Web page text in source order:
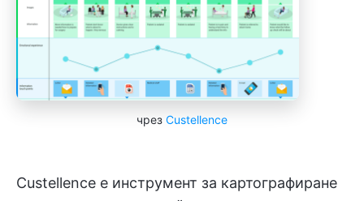
чрез Custellence
Custellence е инструмент за картографиране